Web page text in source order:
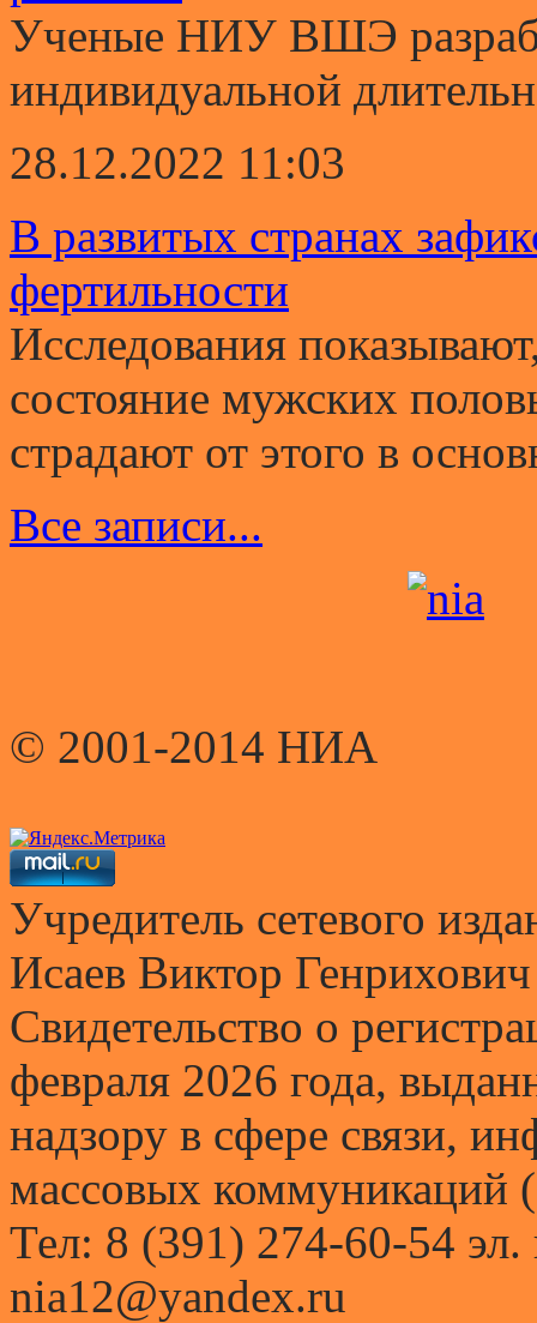
Ученые НИУ ВШЭ
индивидуальной
28.12.2022 11:03
В развитых странах
фертильности
Исследования
состояние мужских
страдают от этого в
Все записи...
© 2001-2014 НИА
Учредитель сетевого
Исаев Виктор Генрихович
Свидетельство о
февраля 2026 года,
надзору в сфере связи,
массовых коммуникаций
Тел: 8 (391) 274-60-54 эл.
nia12@yandex.ru